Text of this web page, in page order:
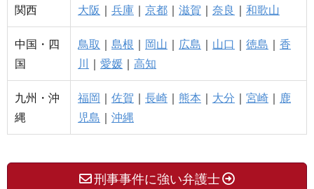
関西 大阪 ｜ 兵庫 ｜ 京都 ｜ 滋賀 ｜ 奈良 ｜ 和歌山
中国・四
国
鳥取 ｜ 島根 ｜ 岡山 ｜ 広島 ｜ 山口 ｜ 徳島 ｜ 香
川 ｜ 愛媛 ｜ 高知
九州・沖
縄
福岡 ｜ 佐賀 ｜ 長崎 ｜ 熊本 ｜ 大分 ｜ 宮崎 ｜ 鹿
児島 ｜ 沖縄
刑事事件に強い弁護士